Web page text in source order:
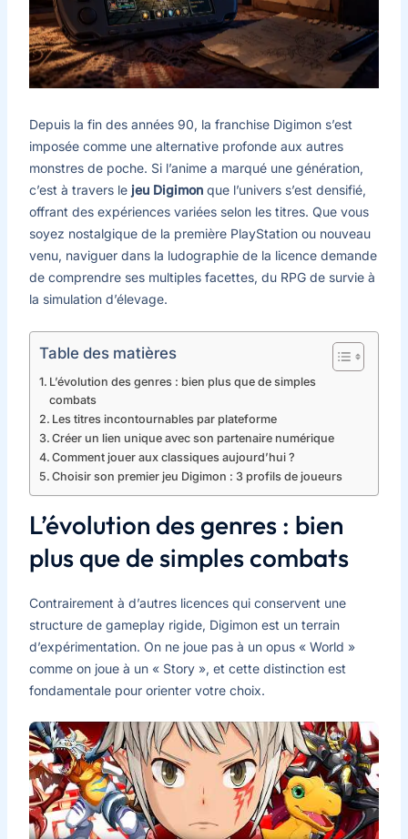
Depuis la fin des années 90, la franchise Digimon s’est
imposée comme une alternative profonde aux autres
monstres de poche. Si l’anime a marqué une génération,
c’est à travers le jeu Digimonque l’univers s’est densifié,
offrant des expériences variées selon les titres. Que vous
soyez nostalgique de la première PlayStation ou nouveau
venu, naviguer dans la ludographie de la licence demande
de comprendre ses multiples facettes, du RPG de survie à
la simulation d’élevage.
Table des matières
L’évolution des genres : bien plus que de simples
combats
Les titres incontournables par plateforme
Créer un lien unique avec son partenaire numérique
Comment jouer aux classiques aujourd’hui ?
Choisir son premier jeu Digimon : 3 profils de joueurs
L’évolution des genres : bien
plus que de simples combats
Contrairement à d’autres licences qui conservent une
structure de gameplay rigide, Digimon est un terrain
d’expérimentation. On ne joue pas à un opus « World »
comme on joue à un « Story », et cette distinction est
fondamentale pour orienter votre choix.